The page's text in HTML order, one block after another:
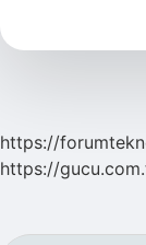
https://
https://